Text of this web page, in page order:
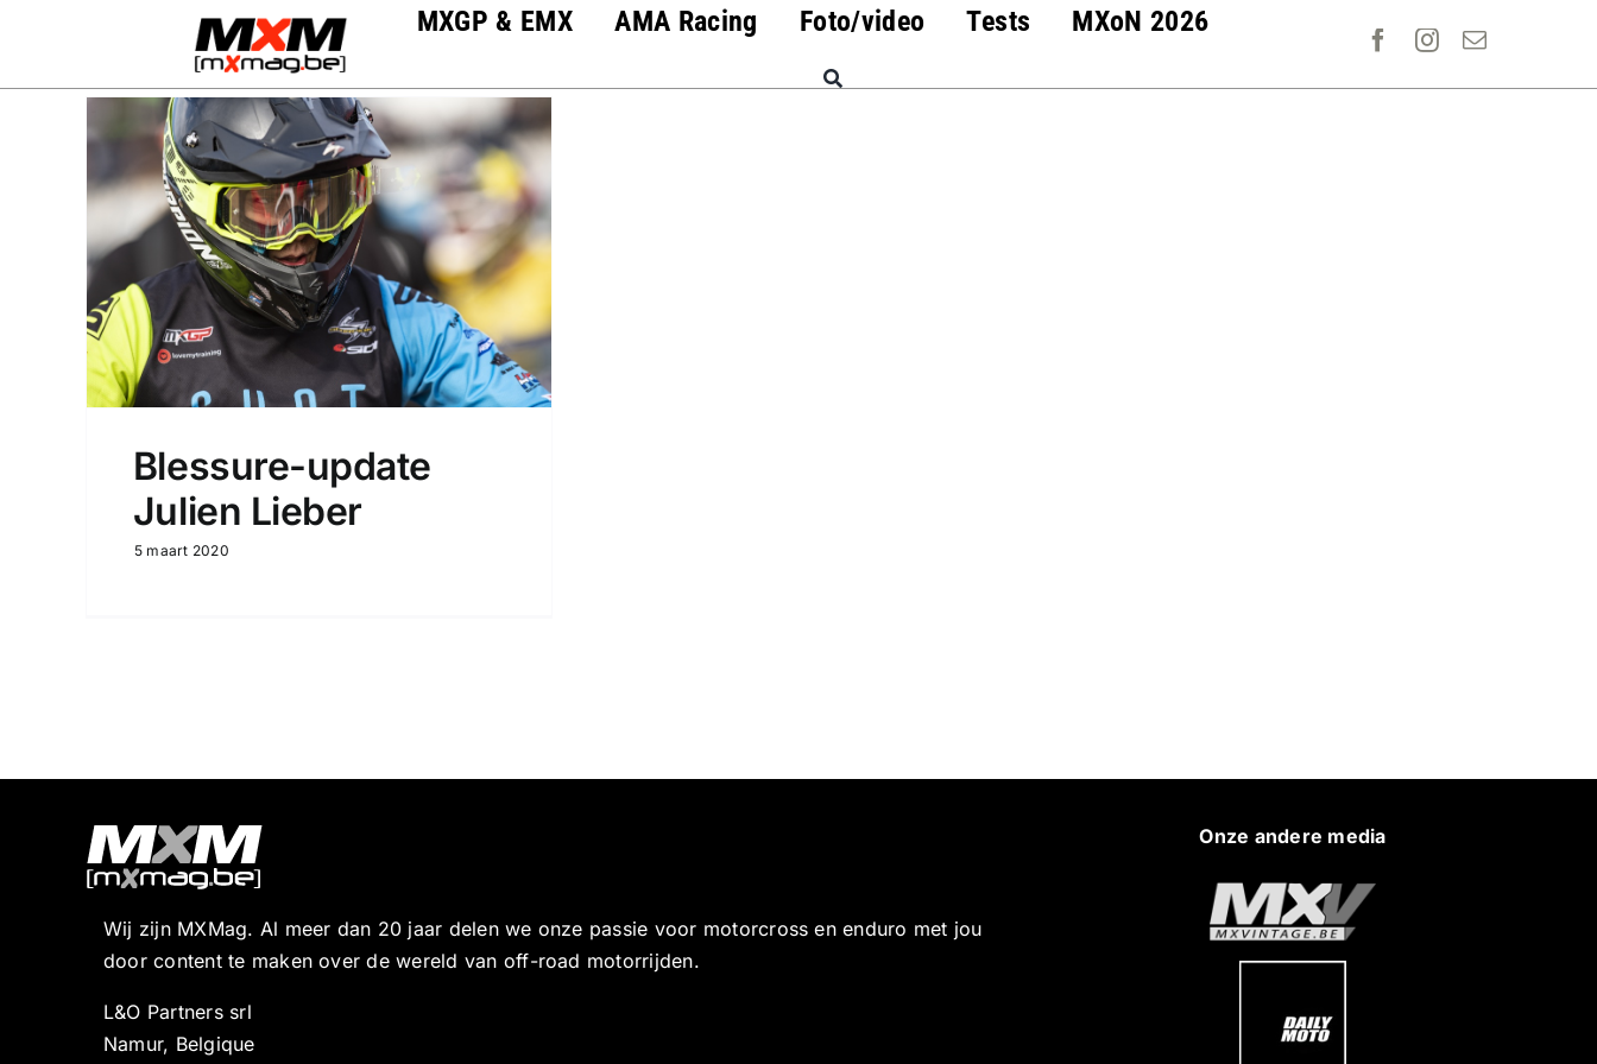
MXGP & EMX AMA Racing Foto/video Tests MXoN 2026
Blessure-update
Julien Lieber
5 maart 2020
Wij zijn MXMag. Al meer dan 20 jaar delen we onze passie voor motorcross en enduro met jou
door content te maken over de wereld van off-road motorrijden.
L&O Partners srl
Namur, Belgique
Onze andere media